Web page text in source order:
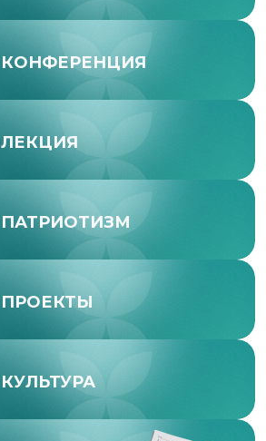
КОНФЕРЕНЦИЯ
ЛЕКЦИЯ
ПАТРИОТИЗМ
ПРОЕКТЫ
КУЛЬТУРА